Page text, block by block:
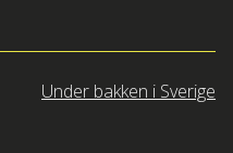
Under bakken i Sverige